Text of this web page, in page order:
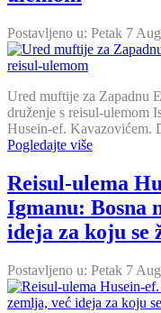
Postavljeno u: Petak 7
Ured muftije za Zapadnu
druženje s reisul-ulemom
Husein-ef. Kavazovićem.
Pogledajte više
Reisul-ulema
Igmanu: Bosna
ideja za koju se
Postavljeno u: Petak 7